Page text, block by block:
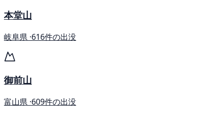
本堂山
岐阜県 ·616件の出没
御前山
富山県 ·609件の出没